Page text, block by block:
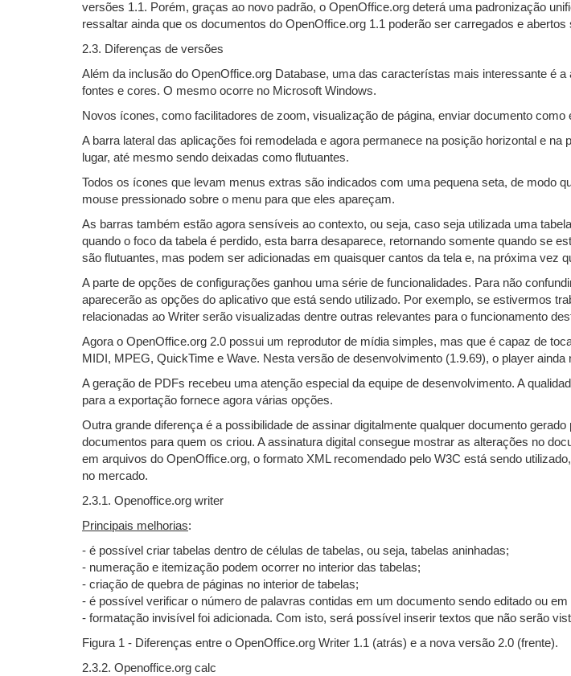
versões 1.1. Porém, graças ao novo padrão, o OpenOffice.org deterá uma padronização
ressaltar ainda que os documentos do OpenOffice.org 1.1 poderão ser carregados e
2.3. Diferenças de versões
Além da inclusão do OpenOffice.org Database, uma das característas mais interessante é
fontes e cores. O mesmo ocorre no Microsoft Windows.
Novos ícones, como facilitadores de zoom, visualização de página, enviar documento
A barra lateral das aplicações foi remodelada e agora permanece na posição horizontal e
lugar, até mesmo sendo deixadas como flutuantes.
Todos os ícones que levam menus extras são indicados com uma pequena seta, de modo
mouse pressionado sobre o menu para que eles apareçam.
As barras também estão agora sensíveis ao contexto, ou seja, caso seja utilizada uma
quando o foco da tabela é perdido, esta barra desaparece, retornando somente quando se
são flutuantes, mas podem ser adicionadas em quaisquer cantos da tela e, na próxima vez
A parte de opções de configurações ganhou uma série de funcionalidades. Para não
aparecerão as opções do aplicativo que está sendo utilizado. Por exemplo, se estivermos
relacionadas ao Writer serão visualizadas dentre outras relevantes para o funcionamento
Agora o OpenOffice.org 2.0 possui um reprodutor de mídia simples, mas que é capaz de
MIDI, MPEG, QuickTime e Wave. Nesta versão de desenvolvimento (1.9.69), o player
A geração de PDFs recebeu uma atenção especial da equipe de desenvolvimento. A
para a exportação fornece agora várias opções.
Outra grande diferença é a possibilidade de assinar digitalmente qualquer documento
documentos para quem os criou. A assinatura digital consegue mostrar as alterações no
em arquivos do OpenOffice.org, o formato XML recomendado pelo W3C está sendo
no mercado.
2.3.1. Openoffice.org writer
Principais melhorias:
- é possível criar tabelas dentro de células de tabelas, ou seja, tabelas aninhadas;
- numeração e itemização podem ocorrer no interior das tabelas;
- criação de quebra de páginas no interior de tabelas;
- é possível verificar o número de palavras contidas em um documento sendo editado ou
- formatação invisível foi adicionada. Com isto, será possível inserir textos que não serão
Figura 1 - Diferenças entre o OpenOffice.org Writer 1.1 (atrás) e a nova versão 2.0 (frente).
2.3.2. Openoffice.org calc